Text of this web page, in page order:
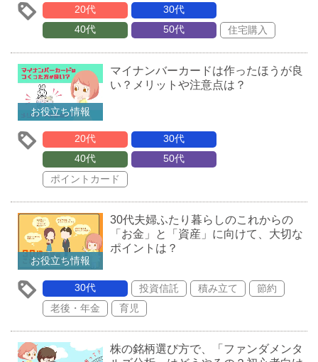
20代
30代
40代
50代 住宅購入
お役立ち情報
マイナンバーカードは作ったほうが良
い？メリットや注意点は？
20代
30代
40代
50代
ポイントカード
お役立ち情報
30代夫婦ふたり暮らしのこれからの
「お金」と「資産」に向けて、大切な
ポイントは？
30代 投資信託 積み立て
節約
老後・年金
育児
株の銘柄選び方で、「ファンダメンタ